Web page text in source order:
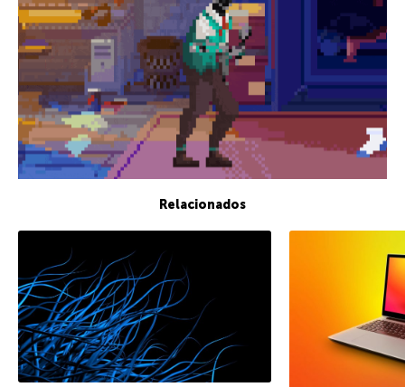
Relacionados